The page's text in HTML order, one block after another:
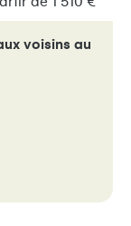
voisins au